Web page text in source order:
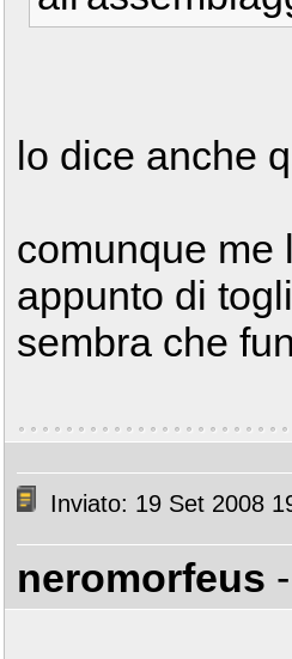
lo dice anche
comunque me
appunto di
sembra che
Inviato: 19 Set 2008
neromorfeus